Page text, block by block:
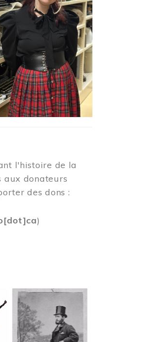
l'histoire de la
aux donateurs
des dons :
)